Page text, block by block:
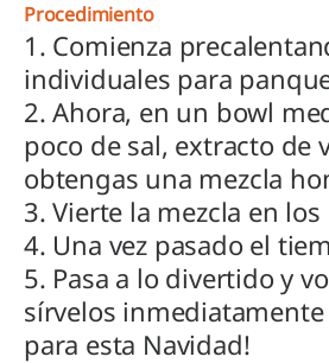
Procedimiento
1. Comienza
individuales para
2. Ahora, en un bowl
poco de sal, extracto de
obtengas una mezcla
3. Vierte la mezcla en
4. Una vez pasado el
5. Pasa a lo divertido y
sírvelos
para esta Navidad!